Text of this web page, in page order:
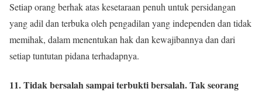
Setiap orang berhak atas kesetaraan penuh untuk persidangan
yang adil dan terbuka oleh pengadilan yang independen dan tidak
memihak, dalam menentukan hak dan kewajibannya dan dari
setiap tuntutan pidana terhadapnya.
11. Tidak bersalah sampai terbukti bersalah. Tak seorang